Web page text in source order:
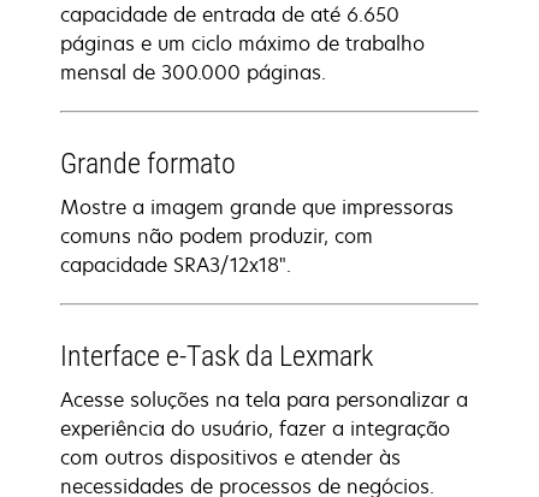
capacidade de entrada de até 6.650
páginas e um ciclo máximo de trabalho
mensal de 300.000 páginas.
Grande formato
Mostre a imagem grande que impressoras
comuns não podem produzir, com
capacidade SRA3/12x18".
Interface e-Task da Lexmark
Acesse soluções na tela para personalizar a
experiência do usuário, fazer a integração
com outros dispositivos e atender às
necessidades de processos de negócios.